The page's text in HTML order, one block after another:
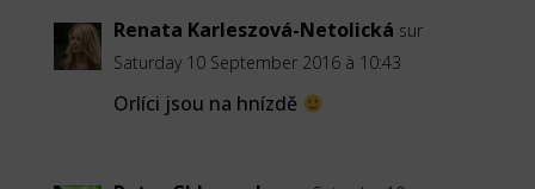
Renata Karleszová-Netolická sur
Saturday 10 September 2016 à 10:43
Orlíci jsou na hnízdě